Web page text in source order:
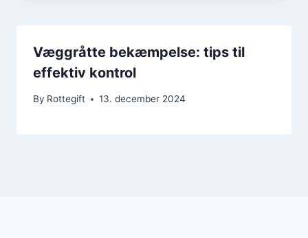
Væggråtte bekæmpelse: tips til
effektiv kontrol
By Rottegift 13. december 2024